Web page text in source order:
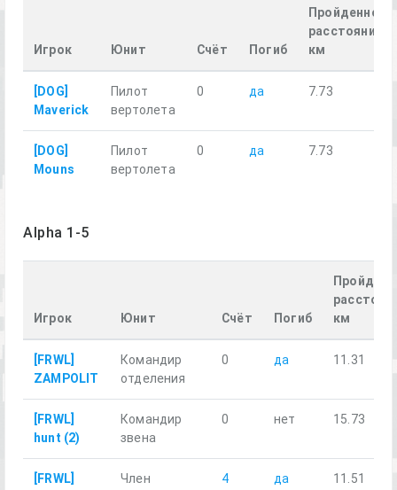
Игрок Юнит Счёт Погиб
Пройденное
расстояние,
км
[DOG]
Maverick
Пилот
вертолета
0 да 7.73
[DOG]
Mouns
Пилот
вертолета
0 да 7.73
Alpha 1-5
Игрок Юнит Счёт Погиб
км
[FRWL]
ZAMPOLIT
Командир
отделения
0 да 11.31
[FRWL]
hunt (2)
Командир
звена
0 нет 15.73
[FRWL]
Член
4 да 11.51